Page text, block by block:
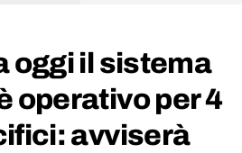
oggi il sistema
operativo per 4
avviserà